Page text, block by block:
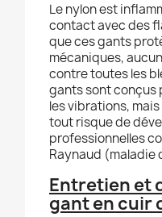
Le nylon est
contact avec des
que ces gants
mécaniques,
contre toutes les
gants sont conçus
les vibrations,
tout risque de
professionnelles
Raynaud (maladie
Entretien et
gant en cuir